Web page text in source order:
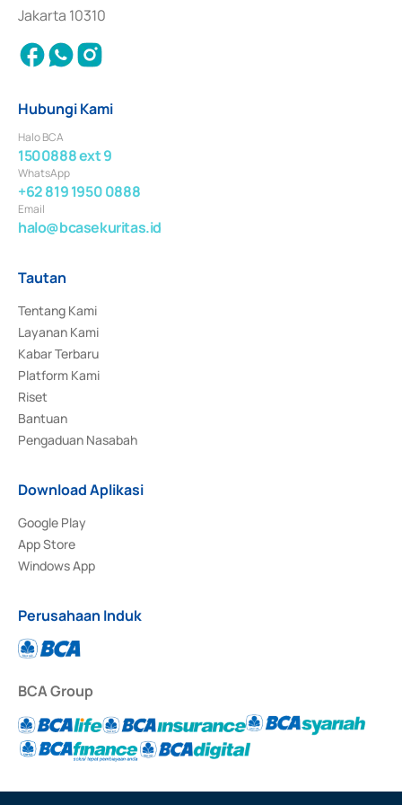
Jakarta 10310
Hubungi Kami
Halo BCA
1500888 ext 9
WhatsApp
+62 819 1950 0888
Email
halo@bcasekuritas.id
Tautan
Tentang Kami
Layanan Kami
Kabar Terbaru
Platform Kami
Riset
Bantuan
Pengaduan Nasabah
Download Aplikasi
Google Play
App Store
Windows App
Perusahaan Induk
BCA Group